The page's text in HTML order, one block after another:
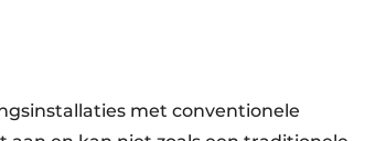
met conventionele